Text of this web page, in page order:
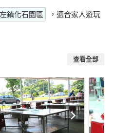
鎮化石園區
，適合家人遊玩
查看全部